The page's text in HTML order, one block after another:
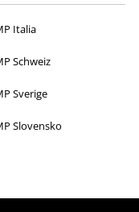
Italia
Schweiz
Sverige
Slovensko